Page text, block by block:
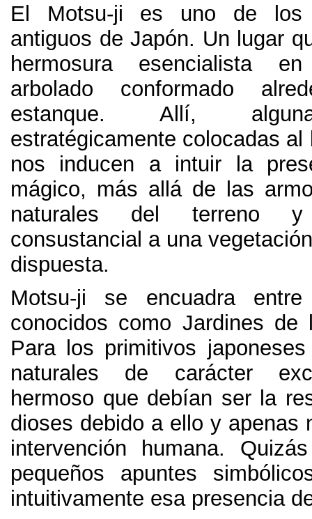
El Motsu-ji es uno de los
antiguos de Japón. Un lugar
hermosura esencialista
arbolado conformado
estanque. Allí,
estratégicamente colocadas al
nos inducen a intuir la
mágico, más allá de las
naturales del terreno
consustancial a una
dispuesta.
Motsu-ji se encuadra
conocidos como Jardines de
Para los primitivos
naturales de carácter
hermoso que debían ser la
dioses debido a ello y apenas
intervención humana.
pequeños apuntes
intuitivamente esa presencia